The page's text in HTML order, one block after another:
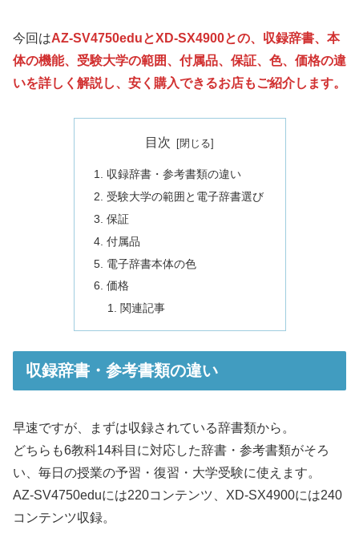
今回はAZ-SV4750eduとXD-SX4900との、収録辞書、本
体の機能、受験大学の範囲、付属品、保証、色、価格の違
いを詳しく解説し、安く購入できるお店もご紹介します。
目次
収録辞書・参考書類の違い
受験大学の範囲と電子辞書選び
保証
付属品
電子辞書本体の色
価格
関連記事
収録辞書・参考書類の違い
早速ですが、まずは収録されている辞書類から。
どちらも6教科14科目に対応した辞書・参考書類がそろ
い、毎日の授業の予習・復習・大学受験に使えます。
AZ-SV4750eduには220コンテンツ、XD-SX4900には240
コンテンツ収録。